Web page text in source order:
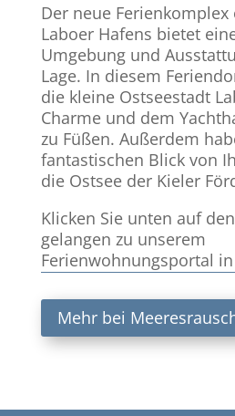
Der neue
Laboer Hafens bietet
Umgebung und
Lage. In diesem
die kleine Ostseestadt
Charme und dem
zu Füßen. Außerdem
fantastischen Blick von
die Ostsee der Kieler
Klicken Sie unten auf
gelangen zu unserem
Ferienwohnungsportal
Mehr bei